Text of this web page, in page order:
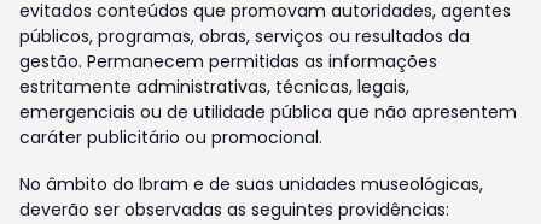
evitados conteúdos que promovam autoridades, agentes
públicos, programas, obras, serviços ou resultados da
gestão. Permanecem permitidas as informações
estritamente administrativas, técnicas, legais,
emergenciais ou de utilidade pública que não apresentem
caráter publicitário ou promocional.
No âmbito do Ibram e de suas unidades museológicas,
deverão ser observadas as seguintes providências: